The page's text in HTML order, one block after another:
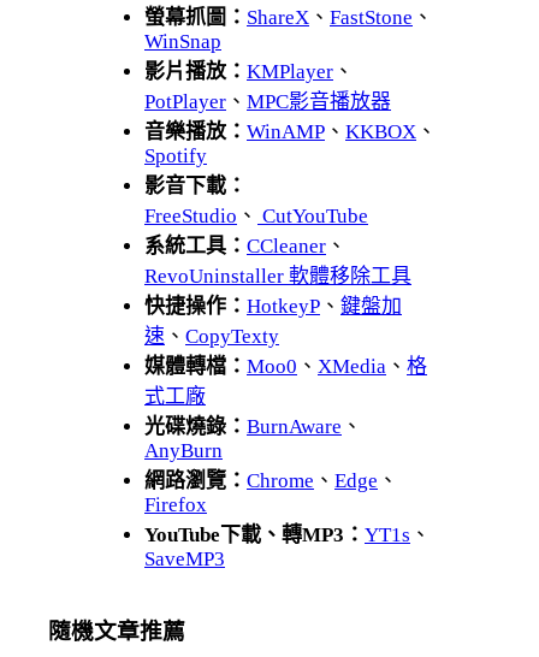
螢幕抓圖： ShareX 、 FastStone 、
WinSnap
影片播放： KMPlayer 、
PotPlayer 、 MPC影音播放器
音樂播放： WinAMP 、 KKBOX 、
Spotify
影音下載：
FreeStudio 、 CutYouTube
系統工具： CCleaner 、
RevoUninstaller 軟體移除工具
快捷操作： HotkeyP 、 鍵盤加
速 、 CopyTexty
媒體轉檔： Moo0 、 XMedia 、 格
式工廠
光碟燒錄： BurnAware 、
AnyBurn
網路瀏覽： Chrome 、 Edge 、
Firefox
YouTube下載、轉MP3： YT1s 、
SaveMP3
隨機文章推薦